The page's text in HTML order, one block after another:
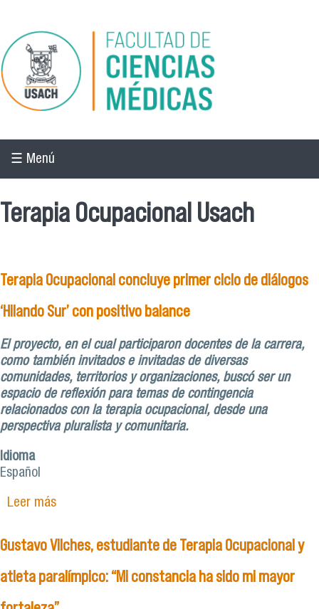
Pasar al contenido principal
☰ Menú
Terapia Ocupacional Usach
Terapia Ocupacional concluye primer ciclo de diálogos
‘Hilando Sur’ con positivo balance
El proyecto, en el cual participaron docentes de la carrera,
como también invitados e invitadas de diversas
comunidades, territorios y organizaciones, buscó ser un
espacio de reflexión para temas de contingencia
relacionados con la terapia ocupacional, desde una
perspectiva pluralista y comunitaria.
Idioma
Español
Leer mássobre Terapia Ocupacional concluye primer ciclo
Gustavo Vilches, estudiante de Terapia Ocupacional y
atleta paralímpico: “Mi constancia ha sido mi mayor